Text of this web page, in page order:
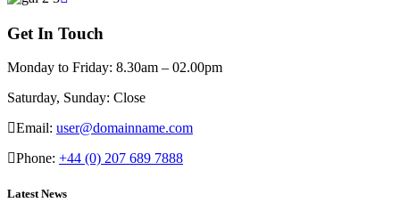
Get In Touch
Monday to Friday: 8.30am – 02.00pm
Saturday, Sunday: Close
Email: user@domainname.com
Phone: +44 (0) 207 689 7888
Latest News